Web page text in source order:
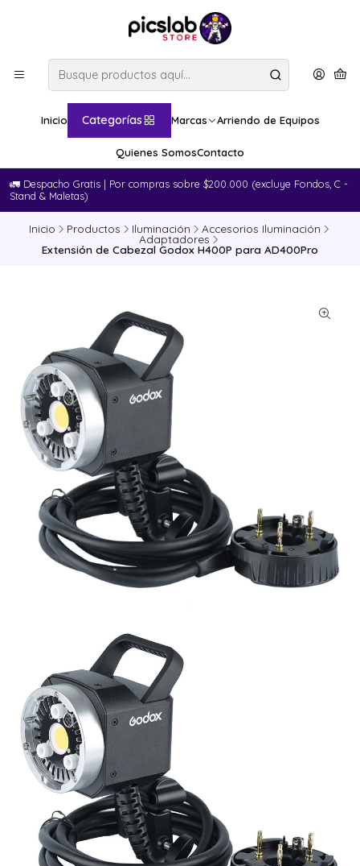
Inicio Categorías Marcas Arriendo de Equipos
Quienes SomosContacto
🚛​ Despacho Gratis | Por compras sobre $200.000 (excluye Fondos, C -
Stand & Maletas)
Inicio Productos Iluminación Accesorios Iluminación
Adaptadores
Extensión de Cabezal Godox H400P para AD400Pro